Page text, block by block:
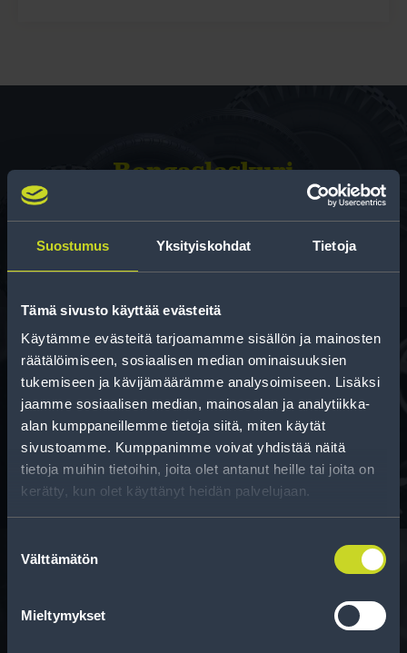
Suostumus Yksityiskohdat Tietoja
Tämä sivusto käyttää evästeitä
Käytämme evästeitä tarjoamamme sisällön ja mainosten
räätälöimiseen, sosiaalisen median ominaisuuksien
tukemiseen ja kävijämäärämme analysoimiseen. Lisäksi
jaamme sosiaalisen median, mainosalan ja analytiikka-
alan kumppaneillemme tietoja siitä, miten käytät
sivustoamme. Kumppanimme voivat yhdistää näitä
tietoja muihin tietoihin, joita olet antanut heille tai joita on
kerätty, kun olet käyttänyt heidän palvelujaan.
valinta
Välttämätön
Mieltymykset
Rengas­laskuri
Auttaa sinua valitsemaan oikean kokoisen renkaan,
kun vaihdat rengaskokoa.
Rahoitus
Tee ostoksesi RengasCenter-tilillä. Saat
maksuaikaa renkaillesi.